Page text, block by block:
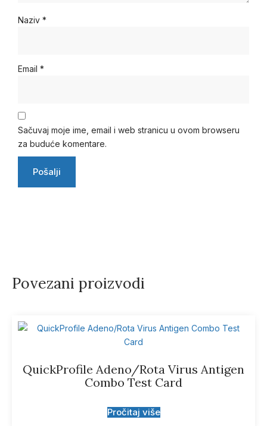
Naziv *
Email *
Sačuvaj moje ime, email i web stranicu u ovom browseru
za buduće komentare.
Povezani proizvodi
QuickProfile Adeno/Rota Virus Antigen
Combo Test Card
Pročitaj više